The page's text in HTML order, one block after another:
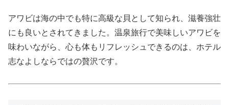
アワビは海の中でも特に高級な貝として知られ、滋養強壮
にも良いとされてきました。温泉旅行で美味しいアワビを
味わいながら、心も体もリフレッシュできるのは、ホテル
志なよしならではの贅沢です。